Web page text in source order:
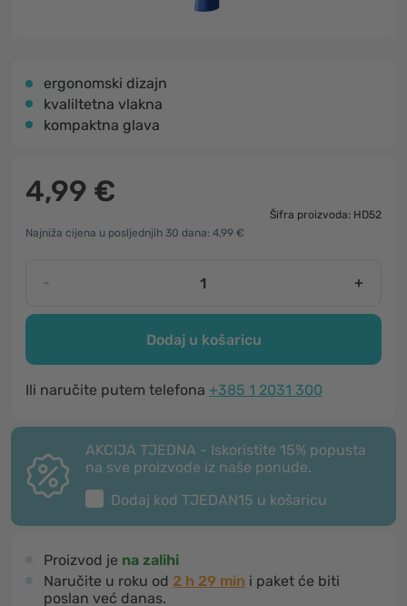
ergonomski dizajn
kvaliltetna vlakna
kompaktna glava
4,99 €
Šifra proizvoda: HD52
Najniža cijena u posljednjih 30 dana: 4,99 €
- +
Dodaj u košaricu
Ili naručite putem telefona +385 1 2031 300
AKCIJA TJEDNA - Iskoristite 15% popusta
na sve proizvode iz naše ponude.
Dodaj kod TJEDAN15 u košaricu
Proizvod je na zalihi
Naručite u roku od 2 h 29 min i paket će biti
poslan već danas.